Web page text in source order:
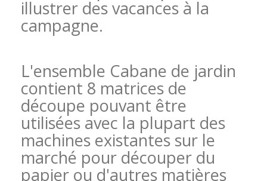
illustrer des vacances à la
campagne.
L'ensemble Cabane de jardin
contient 8 matrices de
découpe pouvant être
utilisées avec la plupart des
machines existantes sur le
marché pour découper du
papier ou d'autres matières